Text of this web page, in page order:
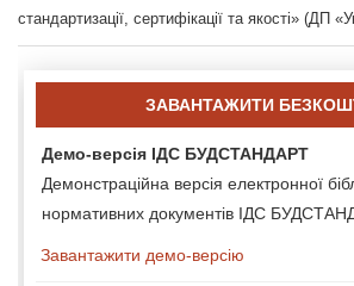
стандартизації, сертифікації та якості» (ДП
ЗАВАНТАЖИТИ
Демо-версія ІДС БУДСТАНДАРТ
Демонстраційна версія електронної
нормативних документів ІДС
Завантажити демо-версію